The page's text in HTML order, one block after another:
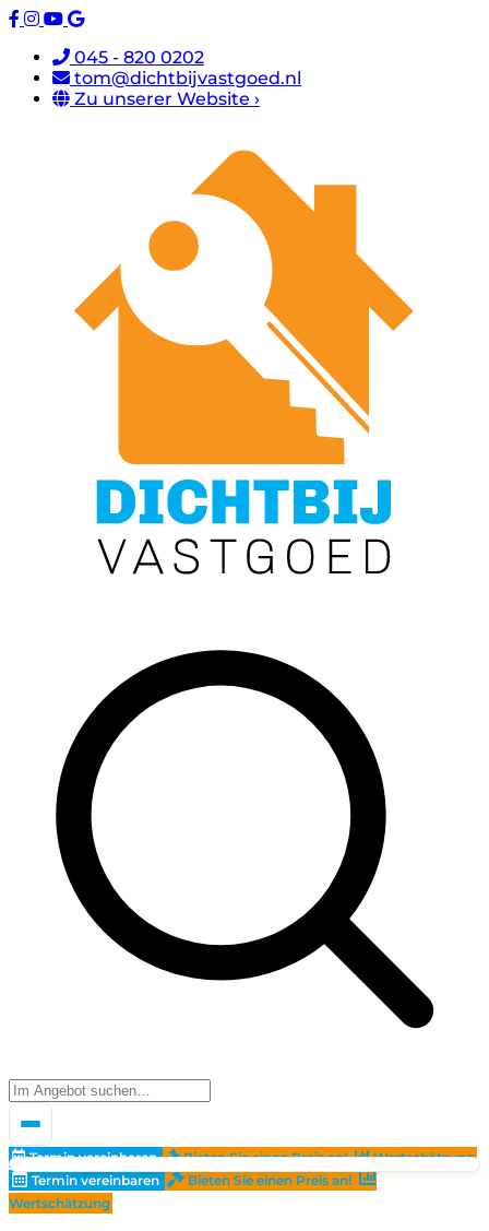
045 - 820 0202
tom@dichtbijvastgoed.nl
Zu unserer Website ›
Termin vereinbaren Bieten Sie einen Preis an!
Wertschätzung
Termin vereinbaren
Bieten Sie einen Preis an!
Wertschätzung